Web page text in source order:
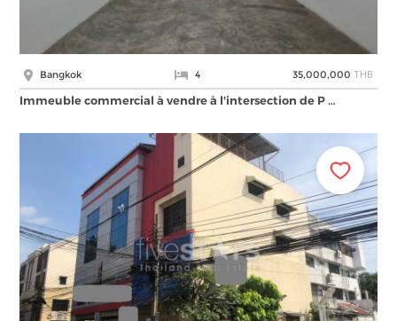
Bangkok 4 35,000,000 THB
Immeuble commercial à vendre à l'intersection de P …